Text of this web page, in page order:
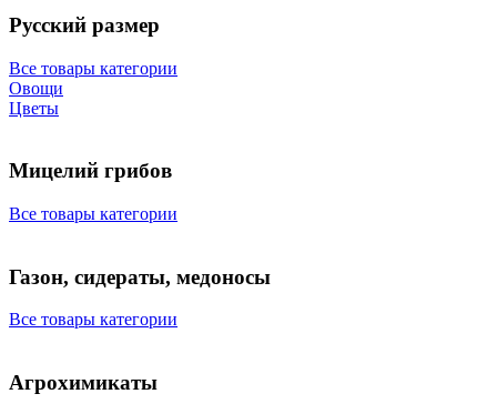
Русский размер
Все товары категории
Овощи
Цветы
Мицелий грибов
Все товары категории
Газон, сидераты, медоносы
Все товары категории
Агрохимикаты